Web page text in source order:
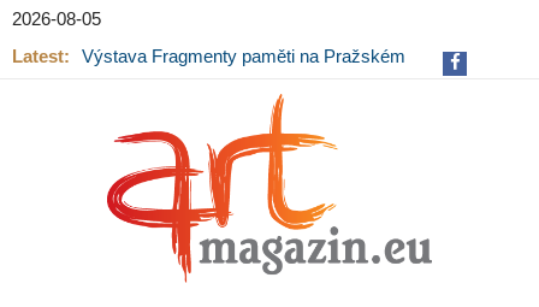
2026-08-05
Latest:
Výstava Fragmenty paměti na Pražském